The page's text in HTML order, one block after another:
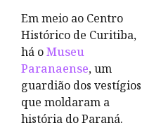
Em meio ao Centro
Histórico de Curitiba,
há oMuseu
Paranaense, um
guardião dos vestígios
que moldaram a
história do Paraná.